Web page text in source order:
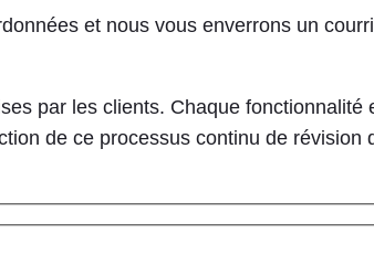
et nous vous enverrons un
par les clients. Chaque fonctionnalité
de ce processus continu de révision